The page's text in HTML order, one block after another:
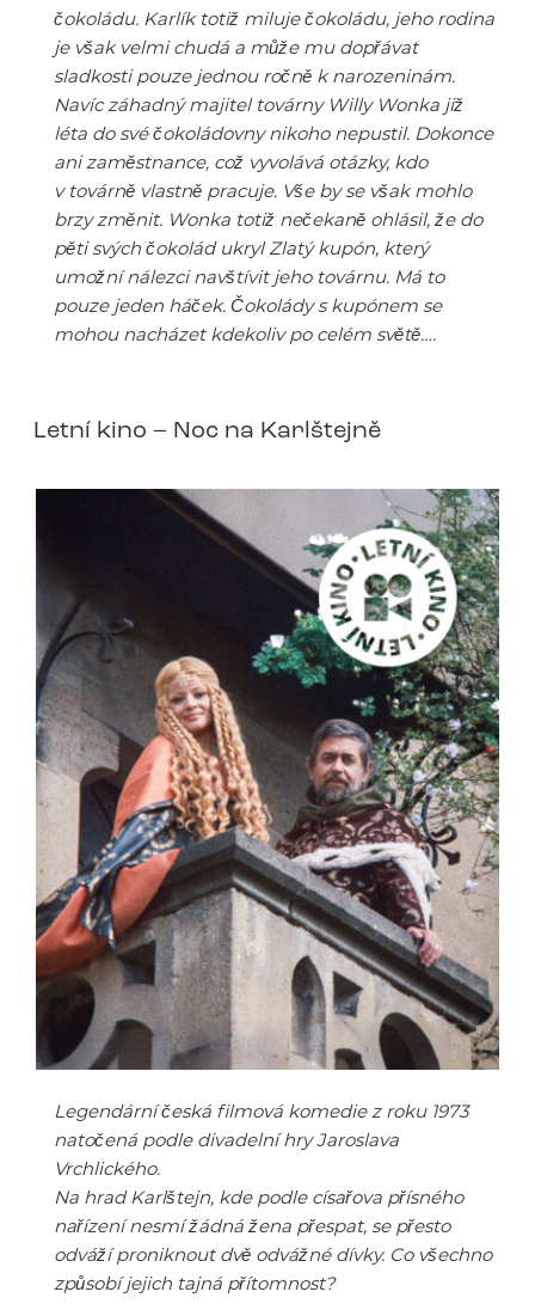
čokoládu. Karlík totiž miluje čokoládu, jeho rodina
je však velmi chudá a může mu dopřávat
sladkosti pouze jednou ročně k narozeninám.
Navíc záhadný majitel továrny Willy Wonka již
léta do své čokoládovny nikoho nepustil. Dokonce
ani zaměstnance, což vyvolává otázky, kdo
v továrně vlastně pracuje. Vše by se však mohlo
brzy změnit. Wonka totiž nečekaně ohlásil, že do
pěti svých čokolád ukryl Zlatý kupón, který
umožní nálezci navštívit jeho továrnu. Má to
pouze jeden háček. Čokolády s kupónem se
mohou nacházet kdekoliv po celém světě….
Letní kino – Noc na Karlštejně
Legendární česká filmová komedie z roku 1973
natočená podle divadelní hry Jaroslava
Vrchlického.
Na hrad Karlštejn, kde podle císařova přísného
nařízení nesmí žádná žena přespat, se přesto
odváží proniknout dvě odvážné dívky. Co všechno
způsobí jejich tajná přítomnost?